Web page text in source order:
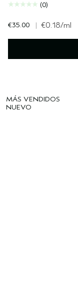
(0)
€35.00 | €0.18/ml
MÁS VENDIDOS
NUEVO